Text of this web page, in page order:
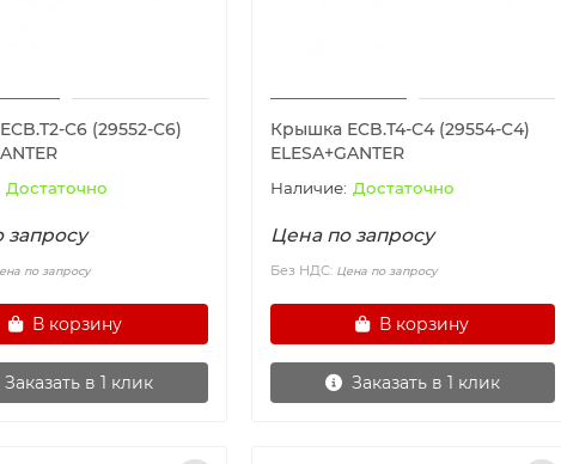
C6 (29552-C6)
Достаточно
запросу
по запросу
В корзину
Заказать в 1 клик
Крышка ECB.T4-C4 (29554-C4)
ELESA+GANTER
Достаточно
Цена по запросу
Без НДС: Цена по запросу
В корзину
Заказать в 1 клик